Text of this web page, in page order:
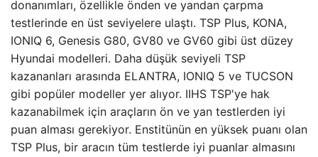
donanımları, özellikle önden ve yandan çarpma
testlerinde en üst seviyelere ulaştı. TSP Plus, KONA,
IONIQ 6, Genesis G80, GV80 ve GV60 gibi üst düzey
Hyundai modelleri. Daha düşük seviyeli TSP
kazananları arasında ELANTRA, IONIQ 5 ve TUCSON
gibi popüler modeller yer alıyor. IIHS TSP'ye hak
kazanabilmek için araçların ön ve yan testlerden iyi
puan alması gerekiyor. Enstitünün en yüksek puanı olan
TSP Plus, bir aracın tüm testlerde iyi puanlar almasını